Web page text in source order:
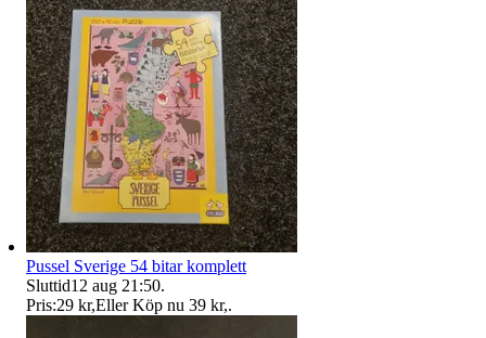
Pussel Sverige 54 bitar komplett
Sluttid12 aug 21:50.
Pris:29 kr,Eller Köp nu 39 kr,.